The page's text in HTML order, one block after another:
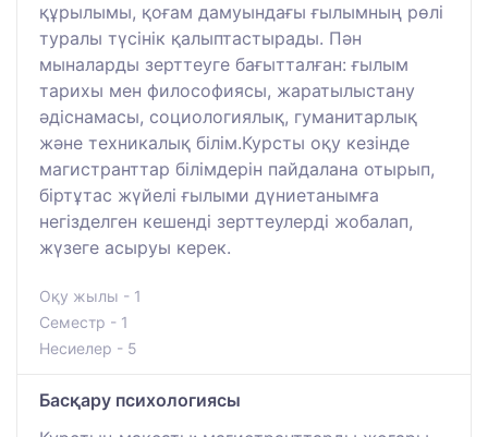
құрылымы, қоғам дамуындағы ғылымның рөлі
туралы түсінік қалыптастырады. Пән
мыналарды зерттеуге бағытталған: ғылым
тарихы мен философиясы, жаратылыстану
әдіснамасы, социологиялық, гуманитарлық
және техникалық білім.Курсты оқу кезінде
магистранттар білімдерін пайдалана отырып,
біртұтас жүйелі ғылыми дүниетанымға
негізделген кешенді зерттеулерді жобалап,
жүзеге асыруы керек.
Оқу жылы - 1
Семестр - 1
Несиелер - 5
Басқару психологиясы